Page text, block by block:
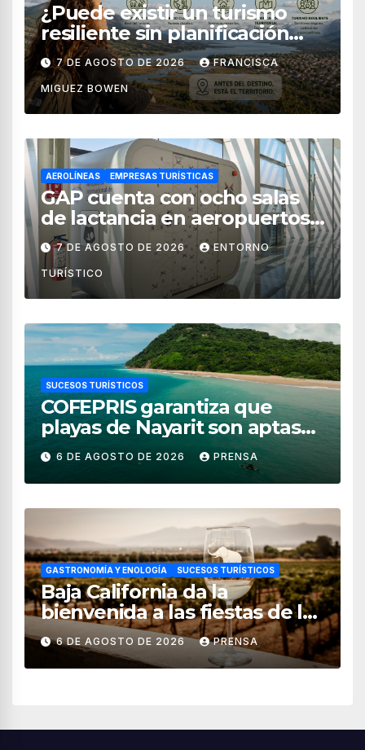
¿Puede existir un turismo
resiliente sin planificación
territorial?
7 DE AGOSTO DE 2026 FRANCISCA
MIGUEZ BOWEN
AEROLÍNEAS EMPRESAS TURÍSTICAS
GAP cuenta con ocho salas
de lactancia en aeropuertos
de México
7 DE AGOSTO DE 2026 ENTORNO
TURÍSTICO
SUCESOS TURÍSTICOS
COFEPRIS garantiza que
playas de Nayarit son aptas
para uso recreativo
6 DE AGOSTO DE 2026 PRENSA
GASTRONOMÍA Y ENOLOGÍA SUCESOS TURÍSTICOS
Baja California da la
bienvenida a las fiestas de la
vendimia 2026
6 DE AGOSTO DE 2026 PRENSA